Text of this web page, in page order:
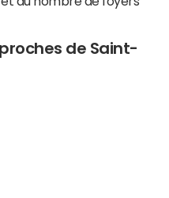
de Saint-